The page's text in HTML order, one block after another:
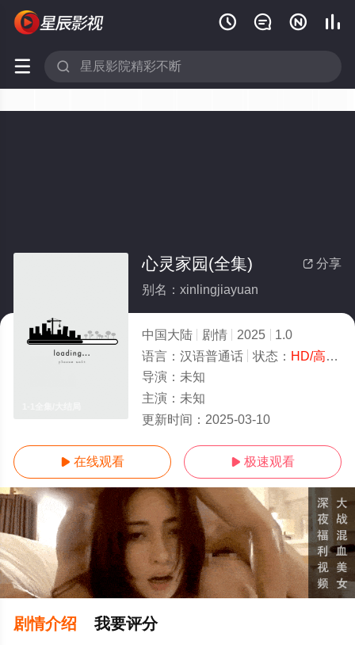
   
 
 分享
心灵家园(全集)
别名：xinlingjiayuan
中国大陆 剧情 2025
1.0
语言： 汉语普通话 状态： HD/高清
导演： 未知
主演： 未知
更新时间： 2025-03-10
 在线观看  极速观看
剧情介绍 我要评分